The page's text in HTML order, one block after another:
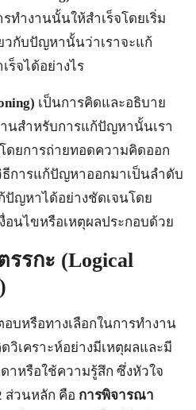
ำงานนั้นให้สำเร็จโดยเริ่ม
วกับปัญหานั้นว่าเราจะแก้
ร็จได้อย่างไร
เป็นการคิดและอธิบาย
นสำหรับการแก้ปัญหานั้นเรา
ดยการถ่ายทอดความคิดออก
การแก้ปัญหาออกมาเป็นลำดับ
ปัญหาได้อย่างชัดเจนโดย
นไขหรือเหตุผลประกอบด้วย
รกะ (Logical
บหรือทางเลือกในการทำงาน
วิเคราะห์อย่างมีเหตุผลและมี
าหรือใช้ความรู้สึก ซึ่งหัวใจ
ส่วนหลัก คือ การพิจารณา